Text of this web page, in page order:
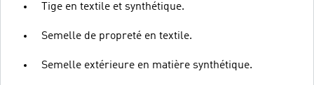
Tige en textile et synthétique.
Semelle de propreté en textile.
Semelle extérieure en matière synthétique.